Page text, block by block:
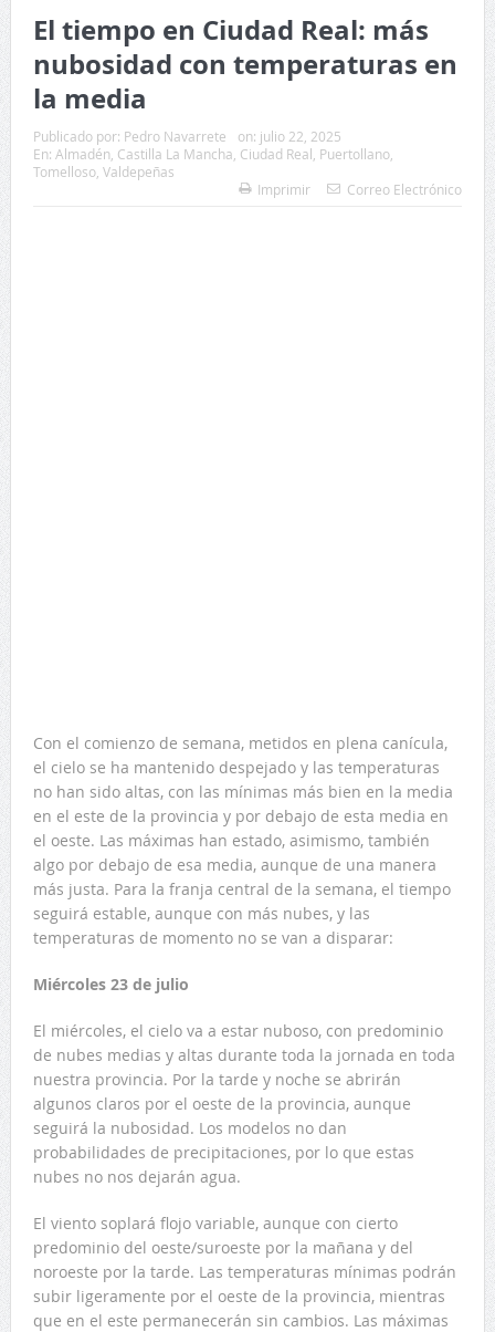
El tiempo en Ciudad Real: más
nubosidad con temperaturas en
la media
Publicado por: Pedro Navarrete on: julio 22, 2025
En: Almadén Castilla La Mancha Ciudad Real Puertollano,
Tomelloso, Valdepeñas
Imprimir
Correo Electrónico
Con el comienzo de semana, metidos en plena canícula,
el cielo se ha mantenido despejado y las temperaturas
no han sido altas, con las mínimas más bien en la media
en el este de la provincia y por debajo de esta media en
el oeste. Las máximas han estado, asimismo, también
algo por debajo de esa media, aunque de una manera
más justa. Para la franja central de la semana, el tiempo
seguirá estable, aunque con más nubes, y las
temperaturas de momento no se van a disparar:
Miércoles 23 de julio
El miércoles, el cielo va a estar nuboso, con predominio
de nubes medias y altas durante toda la jornada en toda
nuestra provincia. Por la tarde y noche se abrirán
algunos claros por el oeste de la provincia, aunque
seguirá la nubosidad. Los modelos no dan
probabilidades de precipitaciones, por lo que estas
nubes no nos dejarán agua.
El viento soplará flojo variable, aunque con cierto
predominio del oeste/suroeste por la mañana y del
noroeste por la tarde. Las temperaturas mínimas podrán
subir ligeramente por el oeste de la provincia, mientras
que en el este permanecerán sin cambios. Las máximas